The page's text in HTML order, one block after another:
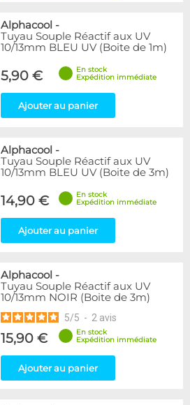
Alphacool -
Tuyau Souple Réactif aux UV
10/13mm BLEU UV (Boite de 1m)
5,90 €
En stock
Expédition immédiate
Ajouter au panier
Alphacool -
Tuyau Souple Réactif aux UV
10/13mm BLEU UV (Boite de 3m)
14,90 €
En stock
Expédition immédiate
Ajouter au panier
Alphacool -
Tuyau Souple Réactif aux UV
10/13mm NOIR (Boite de 3m)
5/5 - 2 avis
15,90 €
En stock
Expédition immédiate
Ajouter au panier